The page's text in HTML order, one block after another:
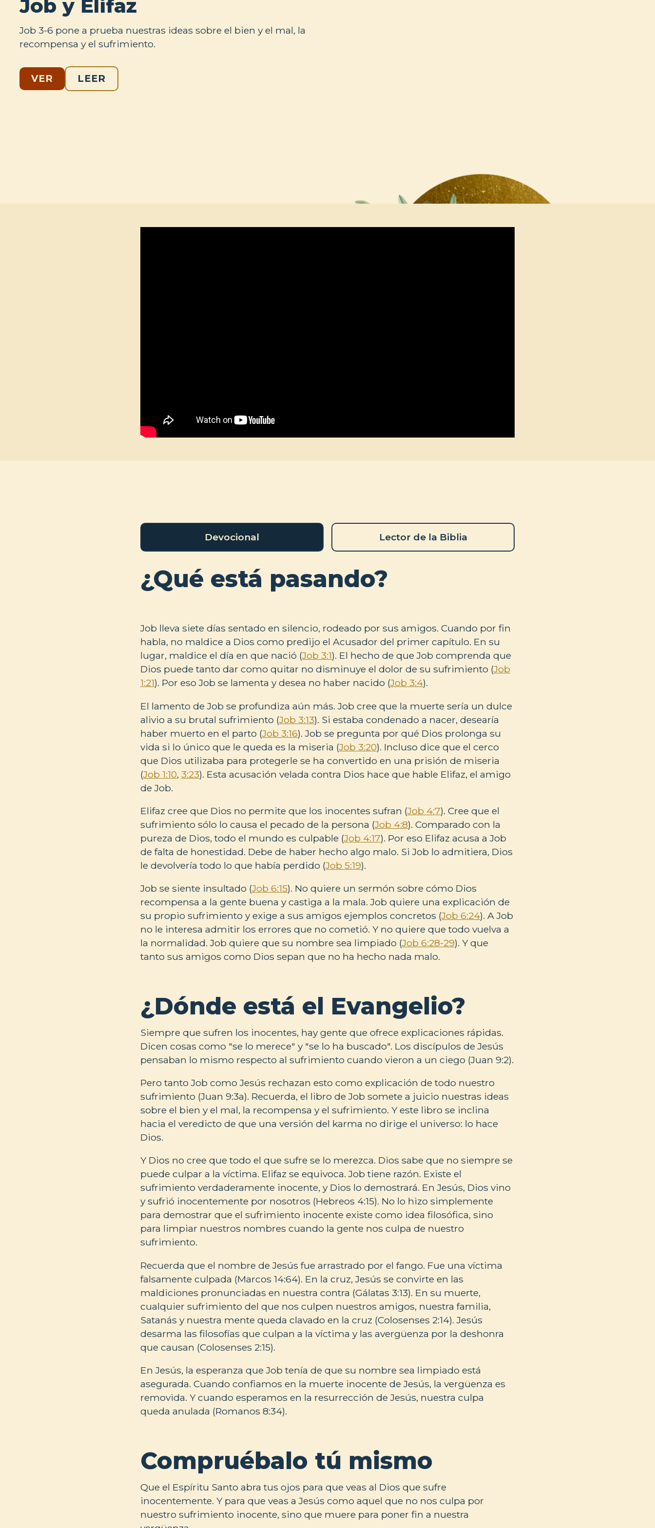
Job y Elifaz
Job 3-6 pone a prueba nuestras ideas sobre el bien y el mal, la
recompensa y el sufrimiento.
VER LEER
Devocional Lector de la Biblia
¿Qué está pasando?
Job lleva siete días sentado en silencio, rodeado por sus amigos. Cuando por fin
habla, no maldice a Dios como predijo el Acusador del primer capítulo. En su
lugar, maldice el día en que nació (Job 3:1). El hecho de que Job comprenda que
Dios puede tanto dar como quitar no disminuye el dolor de su sufrimiento (Job
1:21). Por eso Job se lamenta y desea no haber nacido (Job 3:4).
El lamento de Job se profundiza aún más. Job cree que la muerte sería un dulce
alivio a su brutal sufrimiento (Job 3:13). Si estaba condenado a nacer, desearía
haber muerto en el parto (Job 3:16). Job se pregunta por qué Dios prolonga su
vida si lo único que le queda es la miseria (Job 3:20). Incluso dice que el cerco
que Dios utilizaba para protegerle se ha convertido en una prisión de miseria
(Job 1:10, 3:23). Esta acusación velada contra Dios hace que hable Elifaz, el amigo
de Job.
Elifaz cree que Dios no permite que los inocentes sufran (Job 4:7). Cree que el
sufrimiento sólo lo causa el pecado de la persona (Job 4:8). Comparado con la
pureza de Dios, todo el mundo es culpable (Job 4:17). Por eso Elifaz acusa a Job
de falta de honestidad. Debe de haber hecho algo malo. Si Job lo admitiera, Dios
le devolvería todo lo que había perdido (Job 5:19).
Job se siente insultado (Job 6:15). No quiere un sermón sobre cómo Dios
recompensa a la gente buena y castiga a la mala. Job quiere una explicación de
su propio sufrimiento y exige a sus amigos ejemplos concretos (Job 6:24). A Job
no le interesa admitir los errores que no cometió. Y no quiere que todo vuelva a
la normalidad. Job quiere que su nombre sea limpiado (Job 6:28-29). Y que
tanto sus amigos como Dios sepan que no ha hecho nada malo.
¿Dónde está el Evangelio?
Siempre que sufren los inocentes, hay gente que ofrece explicaciones rápidas.
Dicen cosas como "se lo merece" y "se lo ha buscado". Los discípulos de Jesús
pensaban lo mismo respecto al sufrimiento cuando vieron a un ciego (Juan 9:2).
Pero tanto Job como Jesús rechazan esto como explicación de todo nuestro
sufrimiento (Juan 9:3a). Recuerda, el libro de Job somete a juicio nuestras ideas
sobre el bien y el mal, la recompensa y el sufrimiento. Y este libro se inclina
hacia el veredicto de que una versión del karma no dirige el universo: lo hace
Dios.
Y Dios no cree que todo el que sufre se lo merezca. Dios sabe que no siempre se
puede culpar a la víctima. Elifaz se equivoca. Job tiene razón. Existe el
sufrimiento verdaderamente inocente, y Dios lo demostrará. En Jesús, Dios vino
y sufrió inocentemente por nosotros (Hebreos 4:15). No lo hizo simplemente
para demostrar que el sufrimiento inocente existe como idea filosófica, sino
para limpiar nuestros nombres cuando la gente nos culpa de nuestro
sufrimiento.
Recuerda que el nombre de Jesús fue arrastrado por el fango. Fue una víctima
falsamente culpada (Marcos 14:64). En la cruz, Jesús se convirte en las
maldiciones pronunciadas en nuestra contra (Gálatas 3:13). En su muerte,
cualquier sufrimiento del que nos culpen nuestros amigos, nuestra familia,
Satanás y nuestra mente queda clavado en la cruz (Colosenses 2:14). Jesús
desarma las filosofías que culpan a la víctima y las avergüenza por la deshonra
que causan (Colosenses 2:15).
En Jesús, la esperanza que Job tenía de que su nombre sea limpiado está
asegurada. Cuando confiamos en la muerte inocente de Jesús, la vergüenza es
removida. Y cuando esperamos en la resurrección de Jesús, nuestra culpa
queda anulada (Romanos 8:34).
Compruébalo tú mismo
Que el Espíritu Santo abra tus ojos para que veas al Dios que sufre
inocentemente. Y para que veas a Jesús como aquel que no nos culpa por
nuestro sufrimiento inocente, sino que muere para poner fin a nuestra